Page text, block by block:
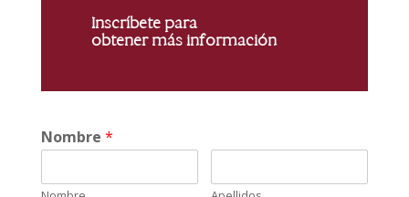
Inscríbete para
obtener más información
Nombre *